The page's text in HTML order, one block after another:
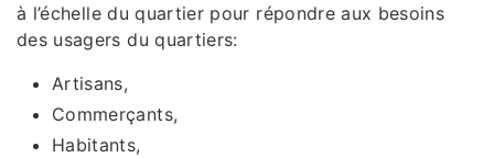
à l’échelle du quartier pour répondre aux besoins
des usagers du quartiers:
Artisans,
Commerçants,
Habitants,